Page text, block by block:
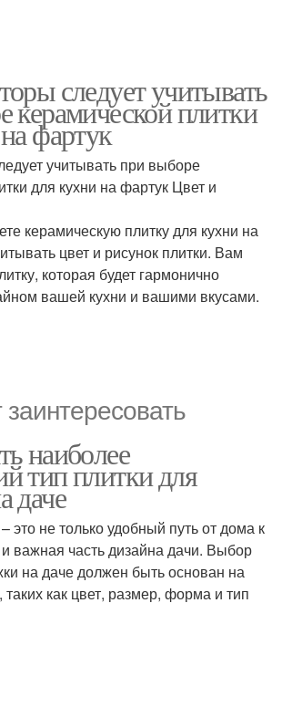
следует учитывать
керамической плитки
фартук
учитывать при выборе
для кухни на фартук Цвет и
керамическую плитку для кухни на
цвет и рисунок плитки. Вам
которая будет гармонично
вашей кухни и вашими вкусами.
наиболее
тип плитки для
даче
это не только удобный путь от дома к
важная часть дизайна дачи. Выбор
на даче должен быть основан на
как цвет, размер, форма и тип